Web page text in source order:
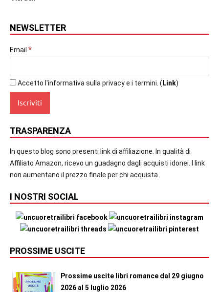
NEWSLETTER
Email *
Accetto l'informativa sulla privacy e i termini. (Link)
TRASPARENZA
In questo blog sono presenti link di affiliazione. In qualità di
Affiliato Amazon, ricevo un guadagno dagli acquisti idonei. I link
non aumentano il prezzo finale per chi acquista.
I NOSTRI SOCIAL
PROSSIME USCITE
Prossime uscite libri romance dal 29 giugno
2026 al 5 luglio 2026